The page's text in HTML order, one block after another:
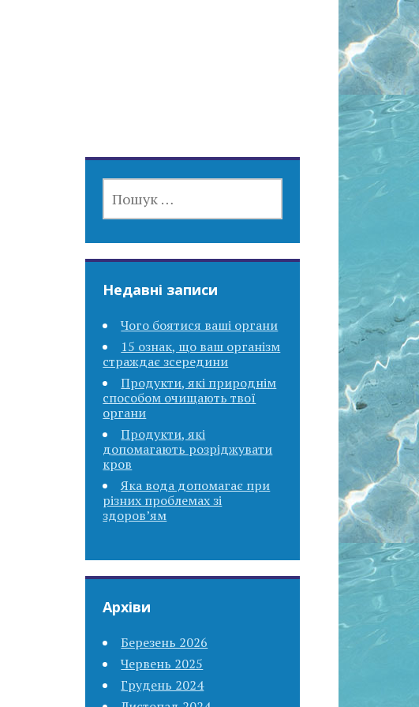
Недавні записи
Чого боятися ваші органи
15 ознак, що ваш організм
страждає зсередини
Продукти, які природнім
способом очищають твої
органи
Продукти, які
допомагають розріджувати
кров
Яка вода допомагає при
різних проблемах зі
здоров’ям
Архіви
Березень 2026
Червень 2025
Грудень 2024